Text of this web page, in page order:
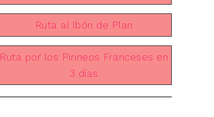
Ruta al Ibón de Plan
Ruta por los Pirineos Franceses en
3 días